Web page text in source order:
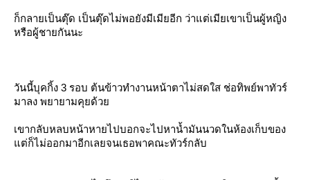
ก็กลายเป็นตุ๊ด เป็นตุ๊ดไม่พอยังมีเมียอีก ว่าแต่เมียเขาเป็นผู้หญิง
หรือผู้ชายกันนะ
วันนี้บุคกิ้ง 3 รอบ ต้นข้าวทำงานหน้าตาไม่สดใส ช่อทิพย์พาทัวร์
มาลง พยายามคุยด้ว
เขากลับหลบหน้าหายไปบอกจะไปหาน้ำมันนวดในห้องเก็บของ
ต่ก็ไม่ออกมาอีกเลยจนเธอพาคณะทัวร์กลับ